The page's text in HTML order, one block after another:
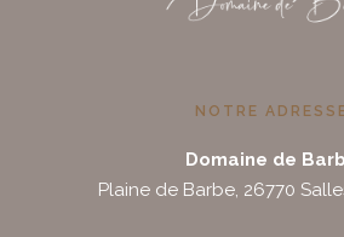
NOTRE
Domaine de
Plaine de Barbe, 26770